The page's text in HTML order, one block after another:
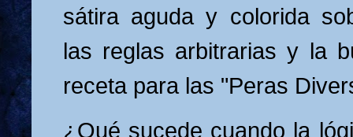
sátira aguda y colorida
las reglas arbitrarias y la
receta para las "Peras
¿Qué sucede cuando la